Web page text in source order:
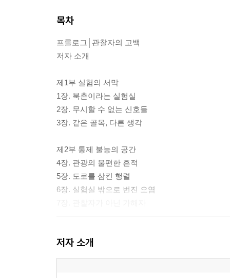
목차
프롤로그│관찰자의 고백
저자 소개
제1부 실험의 서막
1장. 북촌이라는 실험실
2장. 무시할 수 없는 신호들
3장. 같은 골목, 다른 생각
제2부 통제 불능의 공간
4장. 관광의 불편한 흔적
5장. 도로를 삼킨 행렬
6장. 실험실 밖으로 번진 오염
8장. 누구의 책임도 아닌 구조
9장. 법은 생각보다 무력했다
저자 소개